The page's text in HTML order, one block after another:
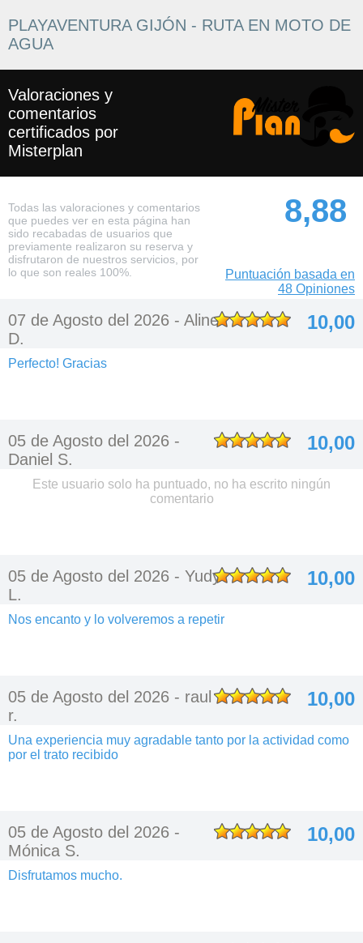
PLAYAVENTURA GIJÓN - RUTA EN MOTO DE
AGUA
Valoraciones y
comentarios
certificados por
Misterplan
Todas las valoraciones y comentarios
que puedes ver en esta página han
sido recabadas de usuarios que
previamente realizaron su reserva y
disfrutaron de nuestros servicios, por
lo que son reales 100%.
8,88
Puntuación basada en
48 Opiniones
07 de Agosto del 2026 - Aline
D.
10,00
Perfecto! Gracias
05 de Agosto del 2026 -
Daniel S.
10,00
Este usuario solo ha puntuado, no ha escrito ningún
comentario
05 de Agosto del 2026 - Yudy
L.
10,00
Nos encanto y lo volveremos a repetir
05 de Agosto del 2026 - raul
r.
10,00
Una experiencia muy agradable tanto por la actividad como
por el trato recibido
05 de Agosto del 2026 -
Mónica S.
10,00
Disfrutamos mucho.